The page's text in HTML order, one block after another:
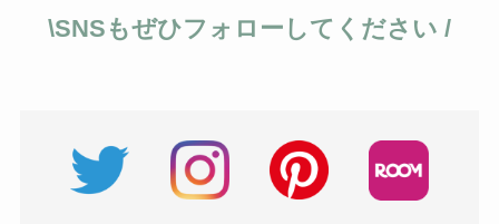
\SNSもぜひフォローしてください /